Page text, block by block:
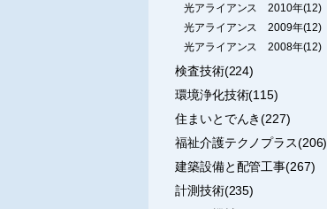
光アライアンス 2010年(12)
光アライアンス 2009年(12)
光アライアンス 2008年(12)
検査技術(224)
環境浄化技術(115)
住まいとでんき(227)
福祉介護テクノプラス(206)
建築設備と配管工事(267)
計測技術(235)